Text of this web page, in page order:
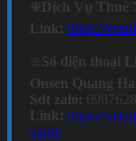
❇️Dịch Vụ Thuê
Link: https://
❇️ Số điện thoại
Onsen Quang
Sdt zalo:
Link: https://
hanh/